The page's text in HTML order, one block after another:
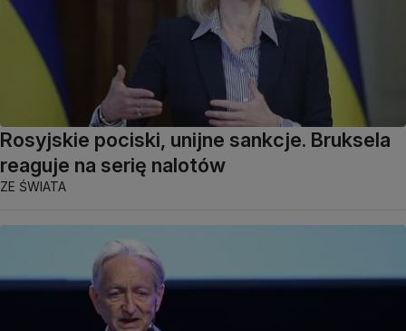
Rosyjskie pociski, unijne sankcje. Bruksela
reaguje na serię nalotów
ZE ŚWIATA